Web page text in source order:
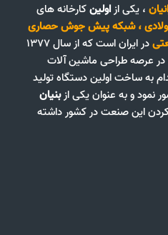
، یکی ازاولینکارخانه های
،شبکه پیش جوش حصاری
در ایران است که از سال ۱۳۷۷
در عرصه طراحی ماشین آلات
به ساخت اولین دستگاه تولید
نمود و به عنوان یکی ازبنیان
این صنعت در کشور داشته